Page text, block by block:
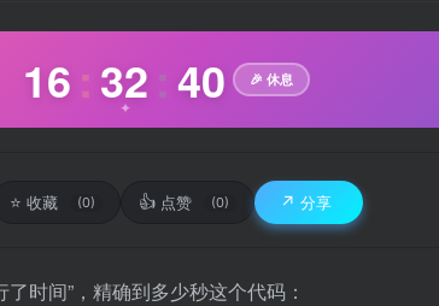
16 : 32 :40 🎉 休息
✦
⭐ 收藏 (0) 👍 点赞 (0) ↗️ 分享
时间”，精确到多少秒这个代码：